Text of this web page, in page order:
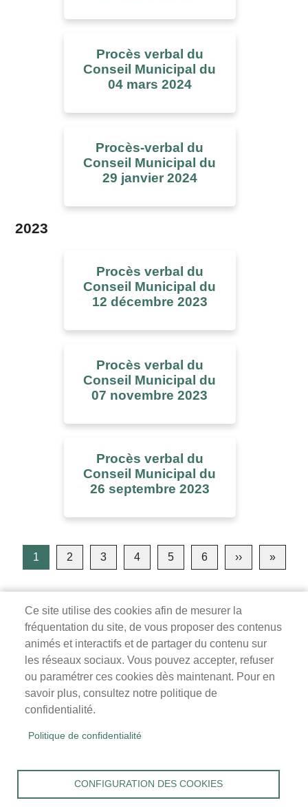
Procès verbal du
Conseil Municipal du
04 mars 2024
Procès-verbal du
Conseil Municipal du
29 janvier 2024
2023
Procès verbal du
Conseil Municipal du
12 décembre 2023
Procès verbal du
Conseil Municipal du
07 novembre 2023
Procès verbal du
Conseil Municipal du
26 septembre 2023
Pagination
1 2 3 4 5 6 ››Page
suivante
»
page
Ce site utilise des cookies afin de mesurer la
fréquentation du site, de vous proposer des contenus
animés et interactifs et de partager du contenu sur
les réseaux sociaux. Vous pouvez accepter, refuser
ou paramétrer ces cookies dès maintenant. Pour en
savoir plus, consultez notre politique de
confidentialité.
Politique de confidentialité
CONFIGURATION DES COOKIES
Mairie de Survilliers
3 rue de la Liberté
95470 Survilliers
Tél. 01 34 68 26 00
mercredi, samedi : 9h-12h
Menu
Accueil
Mentions légales